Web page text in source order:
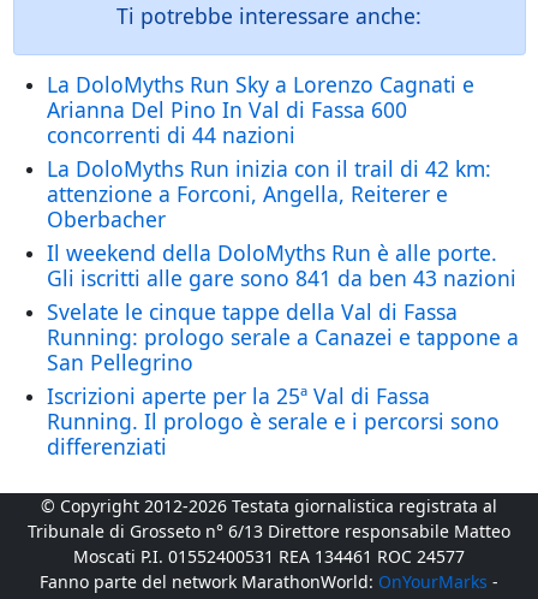
Ti potrebbe interessare anche:
La DoloMyths Run Sky a Lorenzo Cagnati e
Arianna Del Pino In Val di Fassa 600
concorrenti di 44 nazioni
La DoloMyths Run inizia con il trail di 42 km:
attenzione a Forconi, Angella, Reiterer e
Oberbacher
Il weekend della DoloMyths Run è alle porte.
Gli iscritti alle gare sono 841 da ben 43 nazioni
Svelate le cinque tappe della Val di Fassa
Running: prologo serale a Canazei e tappone a
San Pellegrino
Iscrizioni aperte per la 25ª Val di Fassa
Running. Il prologo è serale e i percorsi sono
differenziati
© Copyright 2012-2026 Testata giornalistica registrata al
Tribunale di Grosseto n° 6/13 Direttore responsabile Matteo
Moscati P.I. 01552400531 REA 134461 ROC 24577
Fanno parte del network MarathonWorld: OnYourMarks -